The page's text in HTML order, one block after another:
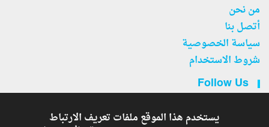
من نحن
أتصل بنا
سياسة الخصوصية
شروط الاستخدام
Follow Us
يستخدم هذا الموقع ملفات تعريف الارتباط